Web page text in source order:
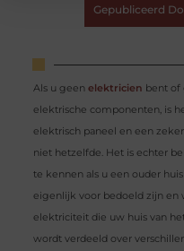
Gepubliceerd
Als u geen elektricien bent of
elektrische componenten, is
elektrisch paneel en een
niet hetzelfde. Het is echter
te kennen als u een ouder
eigenlijk voor bedoeld zijn en
elektriciteit die uw huis van
wordt verdeeld over